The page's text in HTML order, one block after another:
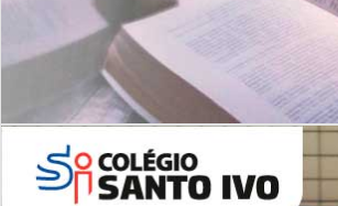
Leituras Literárias
6º AO 9º ANO
Inglês: Turmas
(Proficiência)